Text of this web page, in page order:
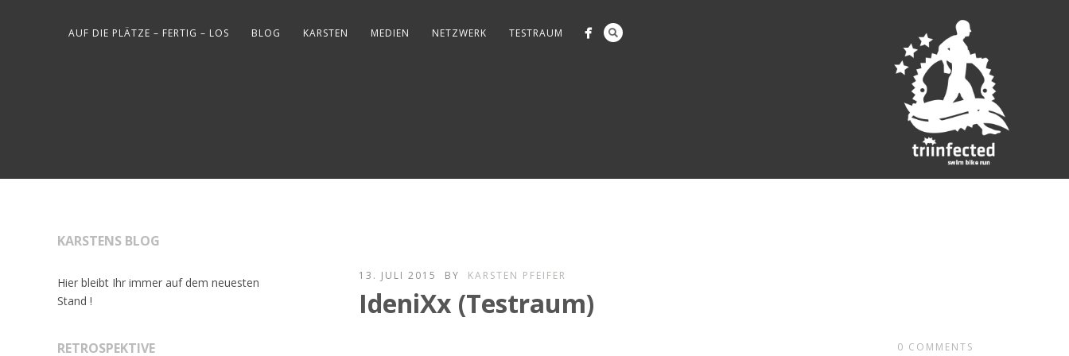
AUF DIE PLÄTZE – FERTIG – LOS BLOG KARSTEN MEDIEN NETZWERK TESTRAUM
13. JULI 2015 BY KARSTEN PFEIFER
IdeniXx (Testraum)
0 COMMENTS
KARSTENS BLOG
Hier bleibt Ihr immer auf dem neuesten
Stand !
RETROSPEKTIVE